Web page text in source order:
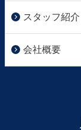
スタッフ紹介
会社概要